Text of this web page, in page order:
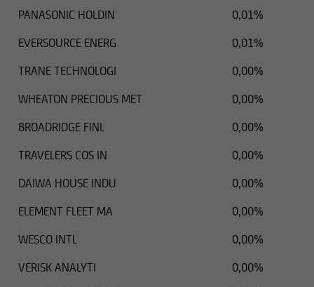
PANASONIC HOLDIN
0,01%
EVERSOURCE ENERG
0,01%
TRANE TECHNOLOGI
0,00%
WHEATON PRECIOUS MET
0,00%
BROADRIDGE FINL
0,00%
TRAVELERS COS IN
0,00%
DAIWA HOUSE INDU
0,00%
ELEMENT FLEET MA
0,00%
WESCO INTL
0,00%
VERISK ANALYTI
0,00%